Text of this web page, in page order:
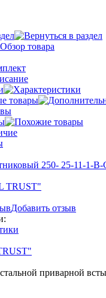
товары
Добавить отзыв
приварной